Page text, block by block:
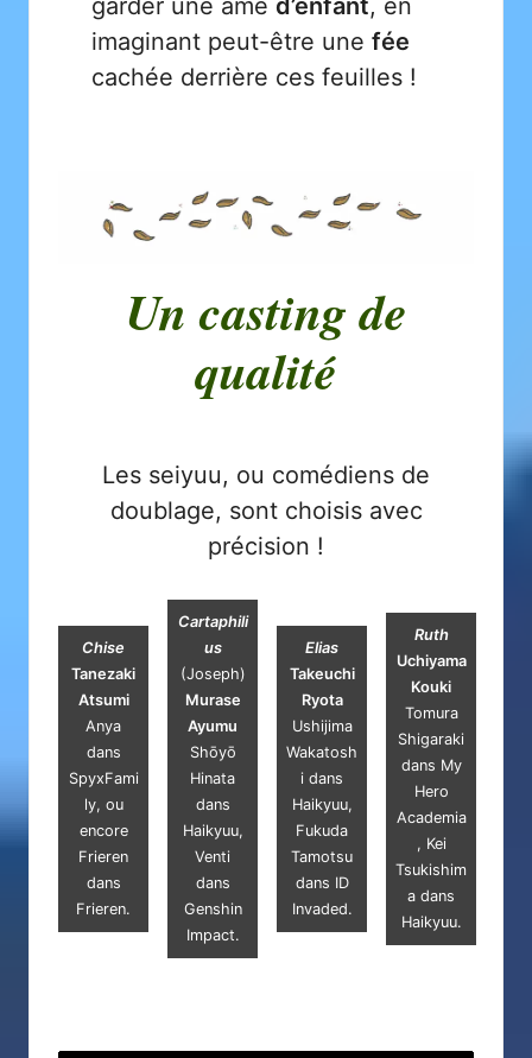
garder une âme d’enfant, en
imaginant peut-être une fée
cachée derrière ces feuilles !
Un casting de
qualité
Les seiyuu, ou comédiens de
doublage, sont choisis avec
précision !
Chise
Tanezaki
Atsumi
Anya
dans
SpyxFami
ly, ou
encore
Frieren
dans
Frieren.
Cartaphili
us
(Joseph)
Murase
Ayumu
Shōyō
Hinata
dans
Haikyuu,
Venti
dans
Genshin
Impact.
Elias
Takeuchi
Ryota
Ushijima
Wakatosh
i dans
Haikyuu,
Fukuda
Tamotsu
dans ID
Invaded.
Ruth
Uchiyama
Kouki
Tomura
Shigaraki
dans My
Hero
Academia
, Kei
Tsukishim
a dans
Haikyuu.